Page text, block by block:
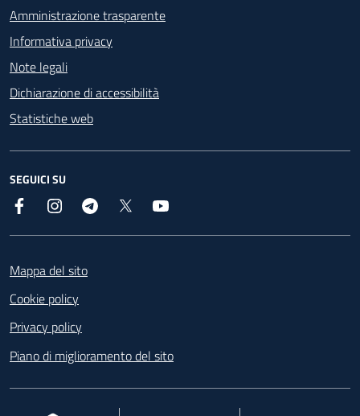
Amministrazione trasparente
Informativa privacy
Note legali
Dichiarazione di accessibilità
Statistiche web
SEGUICI SU
Facebook InstagramTelegram
Mappa del sito
Cookie policy
Privacy policy
Piano di miglioramento del sito